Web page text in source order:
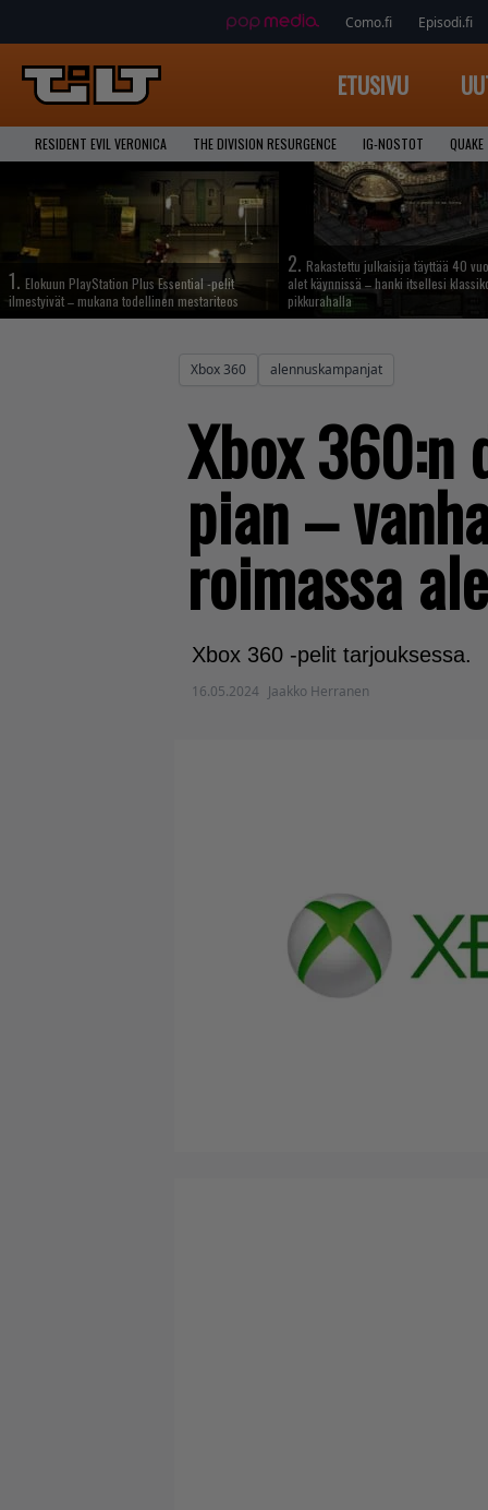
Como.fi Episodi.fi
ETUSIVU
RESIDENT EVIL VERONICA THE DIVISION RESURGENCE IG-NOSTOT QUAKE
1. Elokuun PlayStation Plus Essential -pelit
ilmestyivät – mukana todellinen mestariteos
2. Rakastettu julkaisija täyttää 40
alet käynnissä – hanki itsellesi
pikkurahalla
Xbox 360 alennuskampanjat
Xbox 360:n
pian –
roimassa
Xbox 360 -pelit tarjouksessa.
16.05.2024 Jaakko Herranen